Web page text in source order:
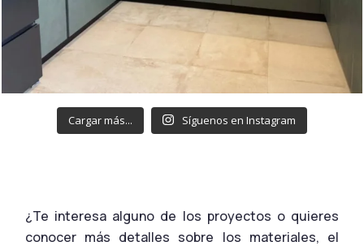
Cargar más... Síguenos en Instagram
¿Te interesa alguno de los proyectos o quieres
conocer más detalles sobre los materiales, el